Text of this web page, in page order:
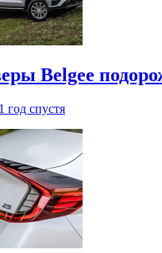
Belgee
1 год спустя